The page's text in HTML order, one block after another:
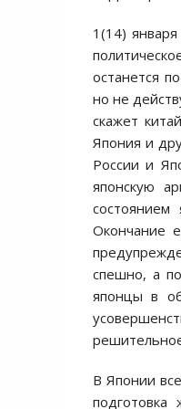
1(14)
останется
но не
скажет
Япония и
России и
японскую
состоянием
Окончание
спешно, а
японцы в
В Японии